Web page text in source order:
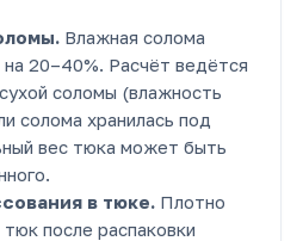
Влажная солома
20–40%. Расчёт ведётся
соломы (влажность
солома хранилась под
вес тюка может быть
в тюке. Плотно
после распаковки